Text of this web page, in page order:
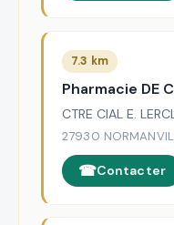
7.3 km
Pharmacie DE
CTRE CIAL E.
27930
Contacter